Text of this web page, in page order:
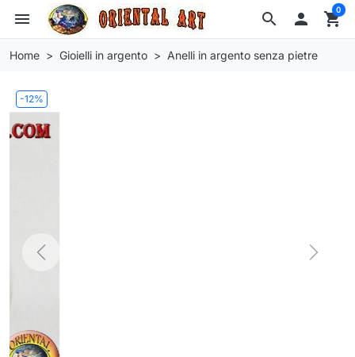
search
menu  shopping_cart
0
Home Gioielli in argento Anelli in argento senza pietre
-12%
Previous Next